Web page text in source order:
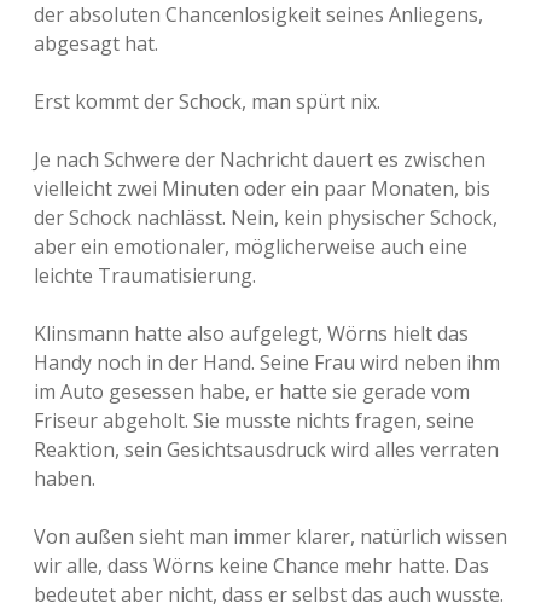
der absoluten Chancenlosigkeit seines Anliegens,
abgesagt hat.
Erst kommt der Schock, man spürt nix.
Je nach Schwere der Nachricht dauert es zwischen
vielleicht zwei Minuten oder ein paar Monaten, bis
der Schock nachlässt. Nein, kein physischer Schock,
aber ein emotionaler, möglicherweise auch eine
leichte Traumatisierung.
Klinsmann hatte also aufgelegt, Wörns hielt das
Handy noch in der Hand. Seine Frau wird neben ihm
im Auto gesessen habe, er hatte sie gerade vom
Friseur abgeholt. Sie musste nichts fragen, seine
Reaktion, sein Gesichtsausdruck wird alles verraten
haben.
Von außen sieht man immer klarer, natürlich wissen
wir alle, dass Wörns keine Chance mehr hatte. Das
bedeutet aber nicht, dass er selbst das auch wusste.